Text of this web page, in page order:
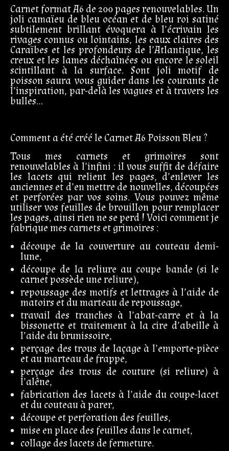
Carnet format A6 de 200 pages renouvelables. Un
joli camaïeu de bleu océan et de bleu roi satiné
subtilement brillant évoquera à l’écrivain les
rivages connus ou lointains, les eaux claires des
Caraïbes et les profondeurs de l’Atlantique, les
creux et les lames déchaînées ou encore le soleil
scintillant à la surface. Sont joli motif de
poisson saura vous guider dans les courants de
l’inspiration, par-delà les vagues et à travers les
bulles…
Comment a été créé le Carnet A6 Poisson Bleu ?
Tous mes carnets et grimoires sont
renouvelables à l’infini : il vous suffit de défaire
les lacets qui relient les pages, d’enlever les
anciennes et d’en mettre de nouvelles, découpées
et perforées par vos soins. Vous pouvez même
utiliser vos feuilles de brouillon pour remplacer
les pages, ainsi rien ne se perd ! Voici comment je
fabrique mes carnets et grimoires :
découpe de la couverture au couteau demi-
lune,
découpe de la reliure au coupe bande (si le
carnet possède une reliure),
repoussage des motifs et lettrages à l’aide de
matoirs et du marteau de repoussage,
travail des tranches à l’abat-carre et à la
bissonette et traitement à la cire d’abeille à
l’aide du brunissoire,
perçage des trous de laçage à l’emporte-pièce
et au marteau de frappe,
perçage des trous de couture (si reliure) à
l’alêne,
fabrication des lacets à l’aide du coupe-lacet
et du couteau à parer,
découpe et perforation des feuilles,
mise en place des feuilles dans le carnet,
collage des lacets de fermeture.